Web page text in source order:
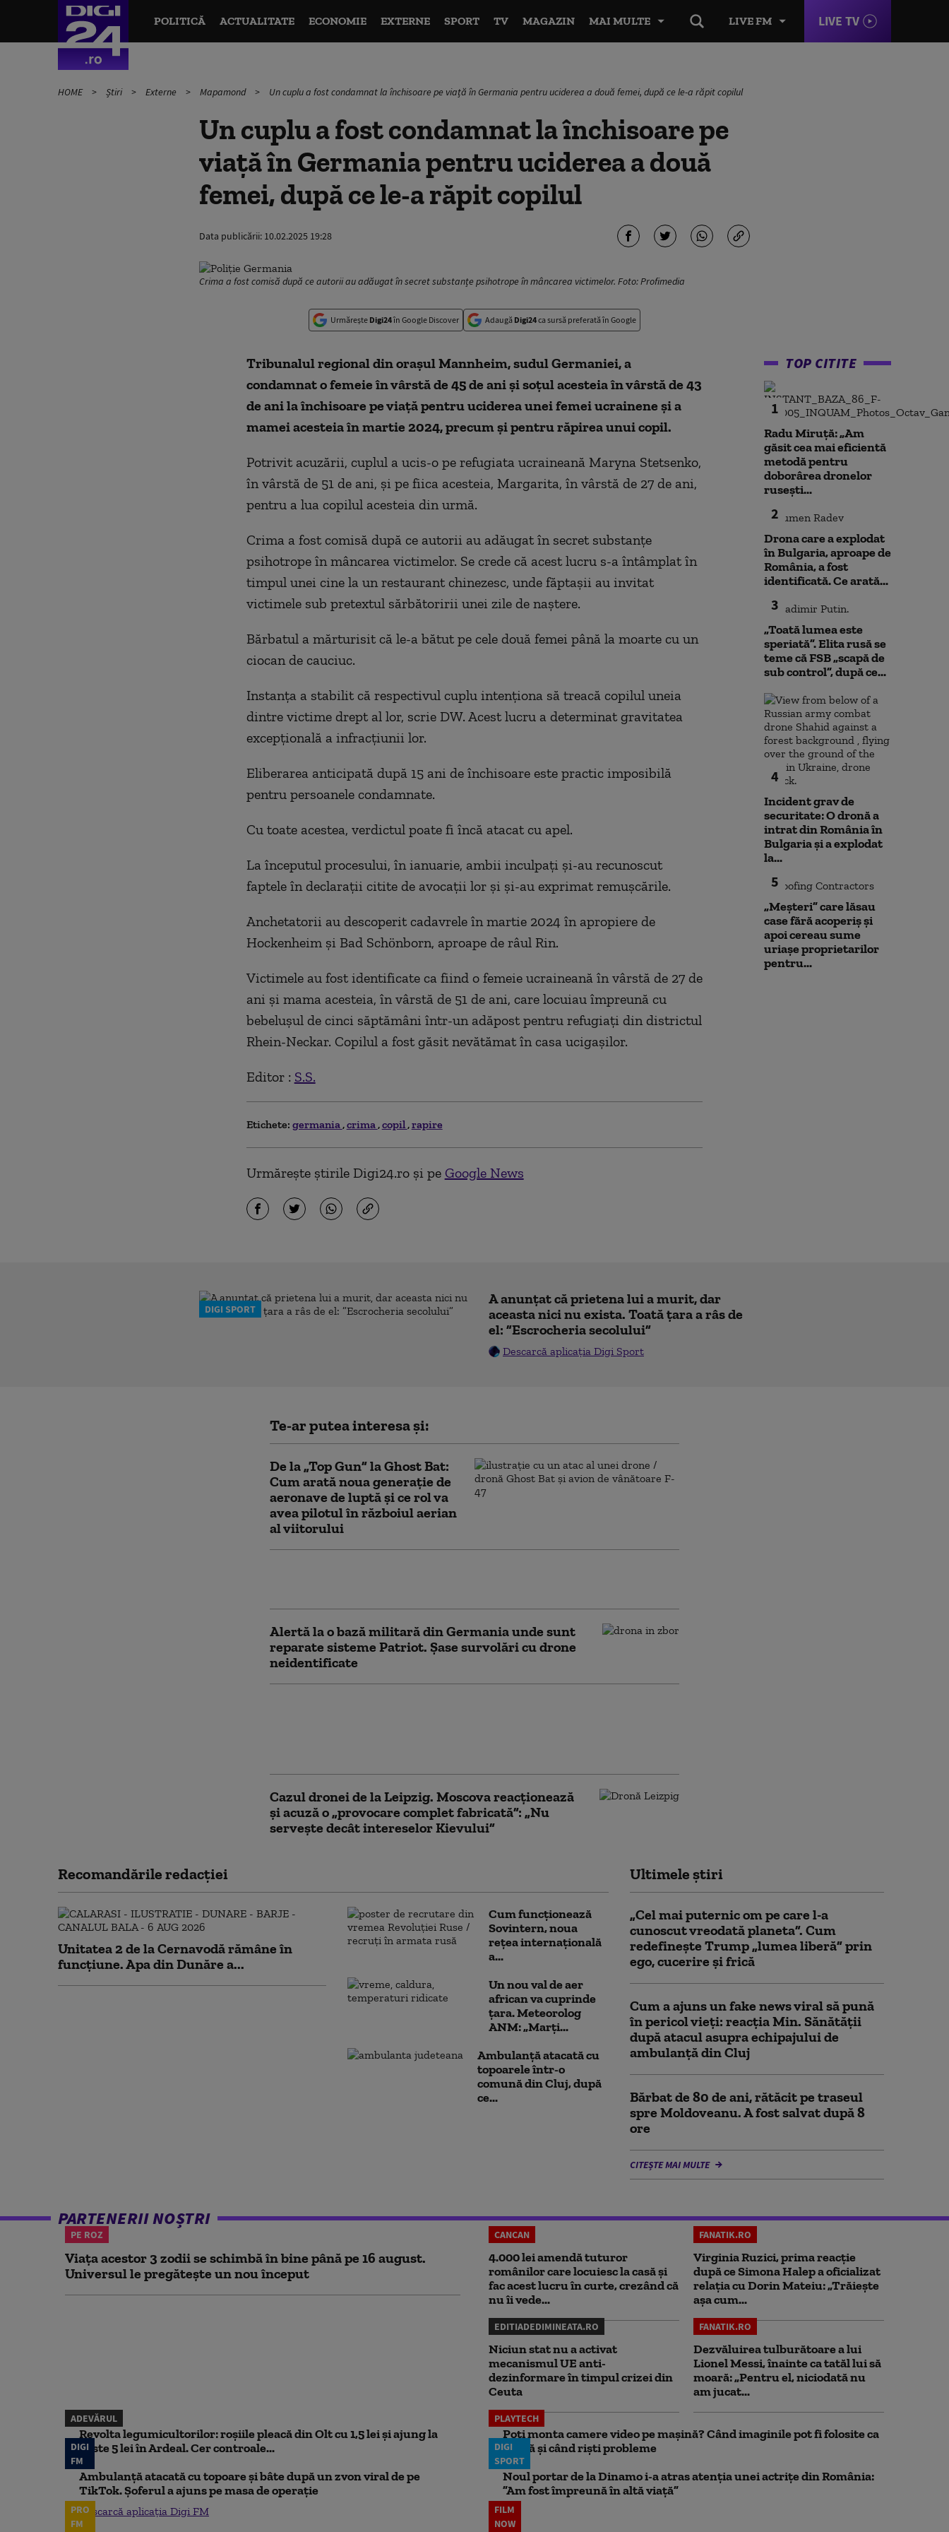
LIVE FM LIVE TV
POLITICĂ ACTUALITATE ECONOMIE EXTERNE SPORT TV MAGAZIN MAI MULTE
HOME Știri Externe Mapamond Un cuplu a fost condamnat la închisoare pe viață în Germania pentru uciderea a două femei, după ce le-a răpit copilul
Un cuplu a fost condamnat la închisoare pe
viață în Germania pentru uciderea a două
femei, după ce le-a răpit copilul
Data publicării: 10.02.2025 19:28
Crima a fost comisă după ce autorii au adăugat în secret substanțe psihotrope în mâncarea victimelor. Foto: Profimedia
Urmărește Digi24în Google Discover Adaugă Digi24ca sursă preferată în Google
Tribunalul regional din orașul Mannheim, sudul Germaniei, a
condamnat o femeie în vârstă de 45 de ani și soțul acesteia în vârstă de 43
de ani la închisoare pe viață pentru uciderea unei femei ucrainene și a
mamei acesteia în martie 2024, precum și pentru răpirea unui copil.
Potrivit acuzării, cuplul a ucis-o pe refugiata ucraineană Maryna Stetsenko,
în vârstă de 51 de ani, și pe fiica acesteia, Margarita, în vârstă de 27 de ani,
pentru a lua copilul acesteia din urmă.
Crima a fost comisă după ce autorii au adăugat în secret substanțe
psihotrope în mâncarea victimelor. Se crede că acest lucru s-a întâmplat în
timpul unei cine la un restaurant chinezesc, unde făptașii au invitat
victimele sub pretextul sărbătoririi unei zile de naștere.
Bărbatul a mărturisit că le-a bătut pe cele două femei până la moarte cu un
ciocan de cauciuc.
Instanța a stabilit că respectivul cuplu intenționa să treacă copilul uneia
dintre victime drept al lor, scrie DW. Acest lucru a determinat gravitatea
excepțională a infracțiunii lor.
Eliberarea anticipată după 15 ani de închisoare este practic imposibilă
pentru persoanele condamnate.
Cu toate acestea, verdictul poate fi încă atacat cu apel.
La începutul procesului, în ianuarie, ambii inculpați și-au recunoscut
faptele în declarații citite de avocații lor și și-au exprimat remușcările.
Anchetatorii au descoperit cadavrele în martie 2024 în apropiere de
Hockenheim și Bad Schönborn, aproape de râul Rin.
Victimele au fost identificate ca fiind o femeie ucraineană în vârstă de 27 de
ani și mama acesteia, în vârstă de 51 de ani, care locuiau împreună cu
bebelușul de cinci săptămâni într-un adăpost pentru refugiați din districtul
Rhein-Neckar. Copilul a fost găsit nevătămat în casa ucigașilor.
Editor : S.S.
Etichete: germania crima copil rapire
Urmărește știrile Digi24.ro și pe Google News
TOP CITITE
1
Radu Miruță: „Am
găsit cea mai eficientă
metodă pentru
doborârea dronelor
rusești...
2
Drona care a explodat
în Bulgaria, aproape de
România, a fost
identificată. Ce arată...
3
„Toată lumea este
speriată”. Elita rusă se
teme că FSB „scapă de
sub control”, după ce...
4
Incident grav de
securitate: O dronă a
intrat din România în
Bulgaria şi a explodat
la...
5
„Meșteri” care lăsau
case fără acoperiș și
apoi cereau sume
uriașe proprietarilor
pentru...
DIGI SPORT
A anunțat că prietena lui a murit, dar
aceasta nici nu exista. Toată țara a râs de
el: ”Escrocheria secolului”
Descarcă aplicația Digi Sport
Te-ar putea interesa și:
De la „Top Gun” la Ghost Bat:
Cum arată noua generație de
aeronave de luptă și ce rol va
avea pilotul în războiul aerian
al viitorului
Alertă la o bază militară din Germania unde sunt
reparate sisteme Patriot. Șase survolări cu drone
neidentificate
Cazul dronei de la Leipzig. Moscova reacționează
și acuză o „provocare complet fabricată”: „Nu
serveşte decât intereselor Kievului”
Recomandările redacţiei
Unitatea 2 de la Cernavodă rămâne în
funcțiune. Apa din Dunăre a...
Cum funcționează
Sovintern, noua
rețea internațională
a...
Un nou val de aer
african va cuprinde
țara. Meteorolog
ANM: „Marți...
Ambulanţă atacată cu
topoarele într-o
comună din Cluj, după
ce...
Ultimele știri
„Cel mai puternic om pe care l-a
cunoscut vreodată planeta”. Cum
redefinește Trump „lumea liberă” prin
ego, cucerire și frică
Cum a ajuns un fake news viral să pună
în pericol vieți: reacția Min. Sănătății
după atacul asupra echipajului de
ambulanță din Cluj
Bărbat de 80 de ani, rătăcit pe traseul
spre Moldoveanu. A fost salvat după 8
ore
CITEȘTE MAI MULTE
PARTENERII NOȘTRI
PE ROZ
Viața acestor 3 zodii se schimbă în bine până pe 16 august.
Universul le pregătește un nou început
CANCAN
4.000 lei amendă tuturor
românilor care locuiesc la casă și
fac acest lucru în curte, crezând că
nu îi vede...
FANATIK.RO
Virginia Ruzici, prima reacție
după ce Simona Halep a oficializat
relația cu Dorin Mateiu: „Trăiește
așa cum...
EDITIADEDIMINEATA.RO
Niciun stat nu a activat
mecanismul UE anti-
dezinformare în timpul crizei din
Ceuta
FANATIK.RO
Dezvăluirea tulburătoare a lui
Lionel Messi, înainte ca tatăl lui să
moară: „Pentru el, niciodată nu
am jucat...
ADEVĂRUL
Revolta legumicultorilor: roșiile pleacă din Olt cu 1,5 lei și ajung la
peste 5 lei în Ardeal. Cer controale...
PLAYTECH
Poți monta camere video pe mașină? Când imaginile pot fi folosite ca
probă și când riști probleme
DIGI
FM
Ambulanță atacată cu topoare și bâte după un zvon viral de pe
TikTok. Șoferul a ajuns pe masa de operație
Descarcă aplicația Digi FM
DIGI
SPORT
Noul portar de la Dinamo i-a atras atenția unei actrițe din România:
”Am fost împreună în altă viață”
PRO
FM
FILM
NOW